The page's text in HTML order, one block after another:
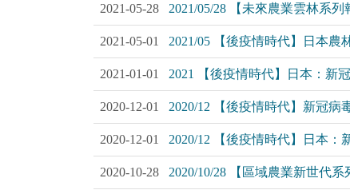
2021-05-28 2021/05/28 【未來農業雲林系
2021-05-01 2021/05 【後疫情時代】日本農
2021-01-01 2021 【後疫情時代】日本：新
2020-12-01 2020/12 【後疫情時代】新冠
2020-12-01 2020/12 【後疫情時代】日本
2020-10-28 2020/10/28 【區域農業新世代